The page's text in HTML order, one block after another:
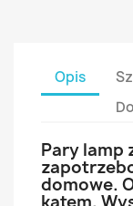
Opis
Pary lamp
domowe.